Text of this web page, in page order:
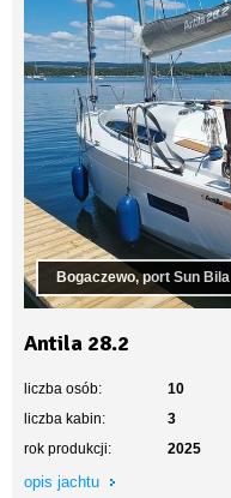
Bogaczewo, port Sun Bila
Antila 28.2
liczba osób:
10
liczba kabin:
3
rok produkcji:
2025
opis jachtu